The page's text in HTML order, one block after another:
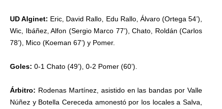
UD Alginet: Eric, David Rallo, Edu Rallo, Álvaro (Ortega 54’),
Wic, Ibáñez, Alfon (Sergio Marco 77’), Chato, Roldán (Carlos
78’), Mico (Koeman 67’) y Pomer.
Goles: 0-1 Chato (49’), 0-2 Pomer (60’).
Árbitro: Rodenas Martínez, asistido en las bandas por Valle
Núñez y Botella Cereceda amonestó por los locales a Salva,